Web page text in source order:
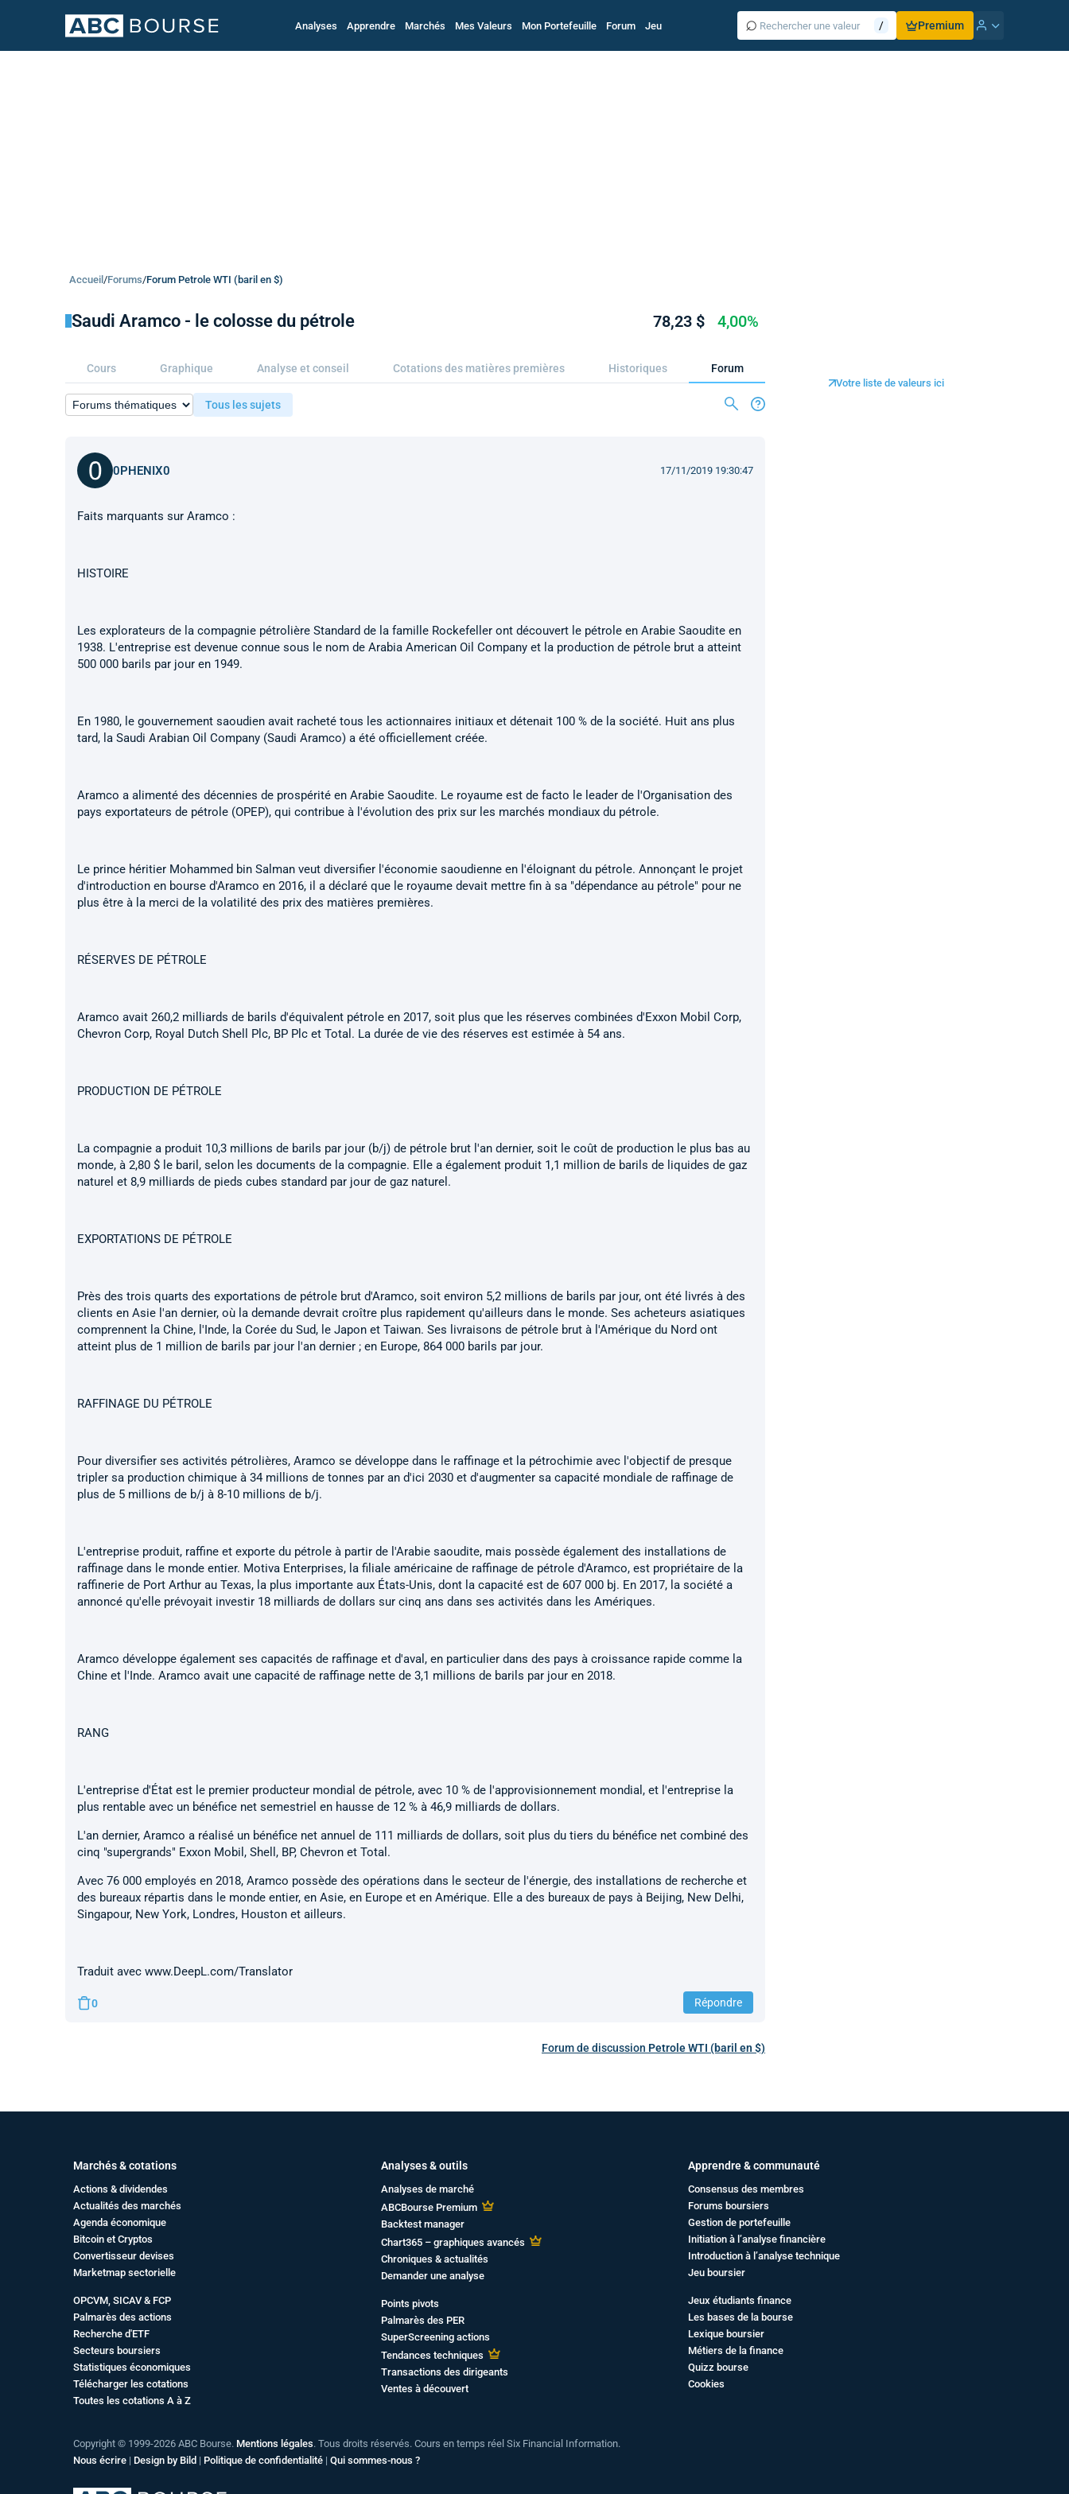
Analyses Apprendre Marchés Mes Valeurs Mon Portefeuille Forum Jeu ⌕ / Premium
Accueil /Forums/Forum Petrole WTI (baril en $)
Saudi Aramco - le colosse du pétrole 78,23 $ 4,00%
Cours Graphique Analyse et conseil Cotations des matières premières Historiques Forum
Tous les sujets
0PHENIX0 17/11/2019 19:30:47
Faits marquants sur Aramco :
HISTOIRE
Les explorateurs de la compagnie pétrolière Standard de la famille Rockefeller ont découvert le pétrole en Arabie Saoudite en
1938. L'entreprise est devenue connue sous le nom de Arabia American Oil Company et la production de pétrole brut a atteint
500 000 barils par jour en 1949.
En 1980, le gouvernement saoudien avait racheté tous les actionnaires initiaux et détenait 100 % de la société. Huit ans plus
tard, la Saudi Arabian Oil Company (Saudi Aramco) a été officiellement créée.
Aramco a alimenté des décennies de prospérité en Arabie Saoudite. Le royaume est de facto le leader de l'Organisation des
pays exportateurs de pétrole (OPEP), qui contribue à l'évolution des prix sur les marchés mondiaux du pétrole.
Le prince héritier Mohammed bin Salman veut diversifier l'économie saoudienne en l'éloignant du pétrole. Annonçant le projet
d'introduction en bourse d'Aramco en 2016, il a déclaré que le royaume devait mettre fin à sa "dépendance au pétrole" pour ne
plus être à la merci de la volatilité des prix des matières premières.
RÉSERVES DE PÉTROLE
Aramco avait 260,2 milliards de barils d'équivalent pétrole en 2017, soit plus que les réserves combinées d'Exxon Mobil Corp,
Chevron Corp, Royal Dutch Shell Plc, BP Plc et Total. La durée de vie des réserves est estimée à 54 ans.
PRODUCTION DE PÉTROLE
La compagnie a produit 10,3 millions de barils par jour (b/j) de pétrole brut l'an dernier, soit le coût de production le plus bas au
monde, à 2,80 $ le baril, selon les documents de la compagnie. Elle a également produit 1,1 million de barils de liquides de gaz
naturel et 8,9 milliards de pieds cubes standard par jour de gaz naturel.
EXPORTATIONS DE PÉTROLE
Près des trois quarts des exportations de pétrole brut d'Aramco, soit environ 5,2 millions de barils par jour, ont été livrés à des
clients en Asie l'an dernier, où la demande devrait croître plus rapidement qu'ailleurs dans le monde. Ses acheteurs asiatiques
comprennent la Chine, l'Inde, la Corée du Sud, le Japon et Taiwan. Ses livraisons de pétrole brut à l'Amérique du Nord ont
atteint plus de 1 million de barils par jour l'an dernier ; en Europe, 864 000 barils par jour.
RAFFINAGE DU PÉTROLE
Pour diversifier ses activités pétrolières, Aramco se développe dans le raffinage et la pétrochimie avec l'objectif de presque
tripler sa production chimique à 34 millions de tonnes par an d'ici 2030 et d'augmenter sa capacité mondiale de raffinage de
plus de 5 millions de b/j à 8-10 millions de b/j.
L'entreprise produit, raffine et exporte du pétrole à partir de l'Arabie saoudite, mais possède également des installations de
raffinage dans le monde entier. Motiva Enterprises, la filiale américaine de raffinage de pétrole d'Aramco, est propriétaire de la
raffinerie de Port Arthur au Texas, la plus importante aux États-Unis, dont la capacité est de 607 000 bj. En 2017, la société a
annoncé qu'elle prévoyait investir 18 milliards de dollars sur cinq ans dans ses activités dans les Amériques.
Aramco développe également ses capacités de raffinage et d'aval, en particulier dans des pays à croissance rapide comme la
Chine et l'Inde. Aramco avait une capacité de raffinage nette de 3,1 millions de barils par jour en 2018.
RANG
L'entreprise d'État est le premier producteur mondial de pétrole, avec 10 % de l'approvisionnement mondial, et l'entreprise la
plus rentable avec un bénéfice net semestriel en hausse de 12 % à 46,9 milliards de dollars.
L'an dernier, Aramco a réalisé un bénéfice net annuel de 111 milliards de dollars, soit plus du tiers du bénéfice net combiné des
cinq "supergrands" Exxon Mobil, Shell, BP, Chevron et Total.
Avec 76 000 employés en 2018, Aramco possède des opérations dans le secteur de l'énergie, des installations de recherche et
des bureaux répartis dans le monde entier, en Asie, en Europe et en Amérique. Elle a des bureaux de pays à Beijing, New Delhi,
Singapour, New York, Londres, Houston et ailleurs.
Traduit avec www.DeepL.com/Translator
0 Répondre
Forum de discussion Petrole WTI (baril en $)
Votre liste de valeurs ici
Marchés & cotations
Actions & dividendes
Actualités des marchés
Agenda économique
Bitcoin et Cryptos
Convertisseur devises
Marketmap sectorielle
OPCVM, SICAV & FCP
Palmarès des actions
Recherche d'ETF
Secteurs boursiers
Statistiques économiques
Télécharger les cotations
Toutes les cotations A à Z
Analyses & outils
Analyses de marché
ABCBourse Premium
Backtest manager
Chart365 – graphiques avancés
Chroniques & actualités
Demander une analyse
Points pivots
Palmarès des PER
SuperScreening actions
Tendances techniques
Transactions des dirigeants
Ventes à découvert
Apprendre & communauté
Consensus des membres
Forums boursiers
Gestion de portefeuille
Initiation à l’analyse financière
Introduction à l’analyse technique
Jeu boursier
Jeux étudiants finance
Les bases de la bourse
Lexique boursier
Métiers de la finance
Quizz bourse
Cookies
Copyright © 1999-2026 ABC Bourse. Mentions légales. Tous droits réservés. Cours en temps réel Six Financial Information.
Nous écrire | Design by Bild | Politique de confidentialité | Qui sommes-nous ?